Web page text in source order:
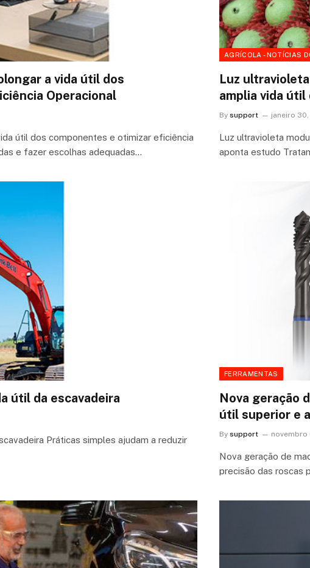
a vida útil dos
Operacional
útil dos componentes e otimizar eficiência
e fazer escolhas adequadas…
AGRÍCOLA - NOTÍCIAS
Luz
amplia vida
By support janeiro
Luz ultravioleta
aponta estudo
útil da escavadeira
Práticas simples ajudam a reduzir
FERRAMENTAS
Nova geração
útil superior e
By support novembro
Nova geração de
precisão das roscas